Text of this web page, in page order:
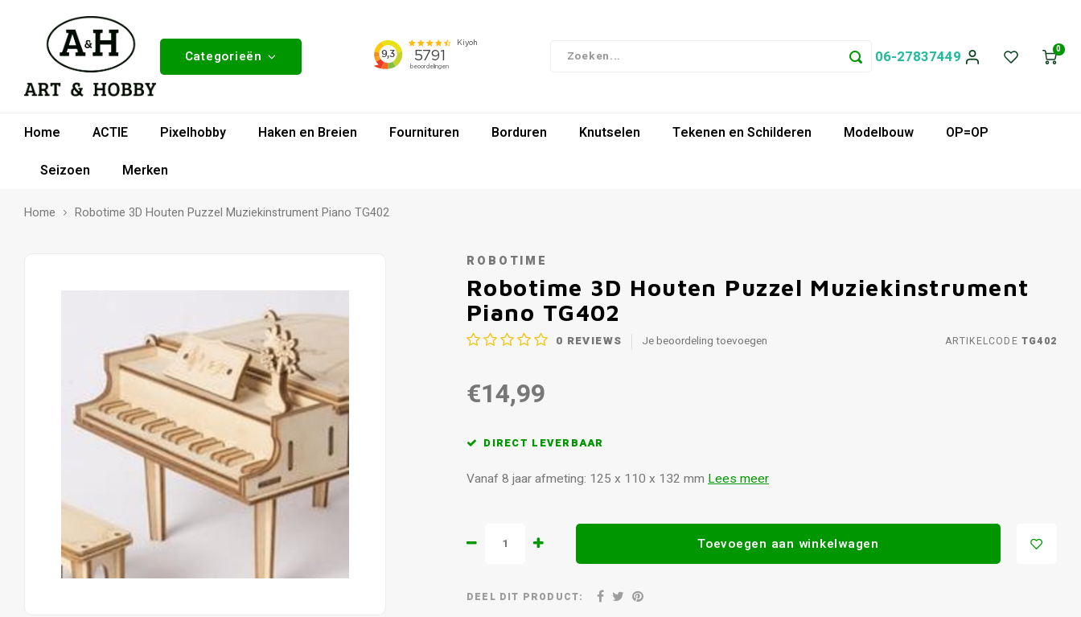
Categorieën 06-27837449 0
Home ACTIE Pixelhobby Haken en Breien Fournituren Borduren Knutselen Tekenen en Schilderen Modelbouw
OP=OP
Seizoen
Merken
Home Robotime 3D Houten Puzzel Muziekinstrument Piano TG402
ROBOTIME
Robotime 3D Houten Puzzel Muziekinstrument
Piano TG402
0 REVIEWS Je beoordeling toevoegen ARTIKELCODE TG402
€14,99
DIRECT LEVERBAAR
Vanaf 8 jaar afmeting: 125 x 110 x 132 mm Lees meer
Toevoegen aan winkelwagen
DEEL DIT PRODUCT: